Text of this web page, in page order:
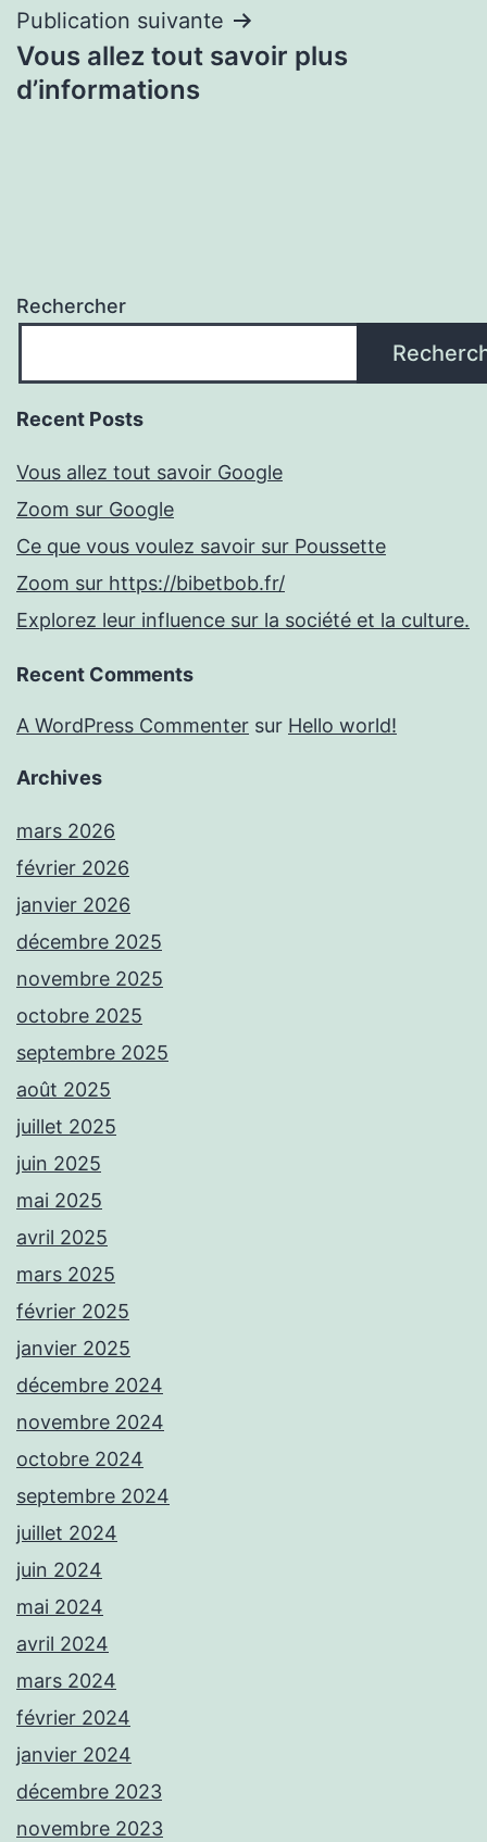
Publication suivante
Vous allez tout savoir plus
d’informations
Rechercher
Recent Posts
Vous allez tout savoir Google
Zoom sur Google
Ce que vous voulez savoir sur Poussette
Zoom sur https://bibetbob.fr/
Explorez leur influence sur la société et la culture.
Recent Comments
A WordPress Commenter sur Hello world!
Archives
mars 2026
février 2026
janvier 2026
décembre 2025
novembre 2025
octobre 2025
septembre 2025
août 2025
juillet 2025
juin 2025
mai 2025
avril 2025
mars 2025
février 2025
janvier 2025
décembre 2024
novembre 2024
octobre 2024
septembre 2024
juillet 2024
juin 2024
mai 2024
avril 2024
mars 2024
février 2024
janvier 2024
décembre 2023
novembre 2023